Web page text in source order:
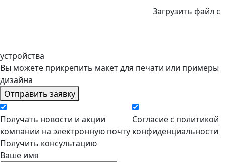
Загрузить файл с
устройства
Вы можете прикрепить макет для печати или примеры
дизайна
Отправить заявку
Получать новости и акции
компании на электронную почту
Согласие с политикой
конфиденциальности
Получить консультацию
Ваше имя